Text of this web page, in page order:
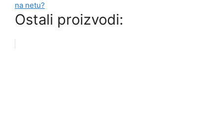
na netu?
Ostali proizvodi: